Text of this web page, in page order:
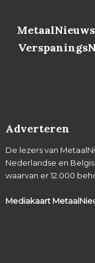
Adverteren
De lezers van
Nederlandse en
waarvan er 12.000
Mediakaart